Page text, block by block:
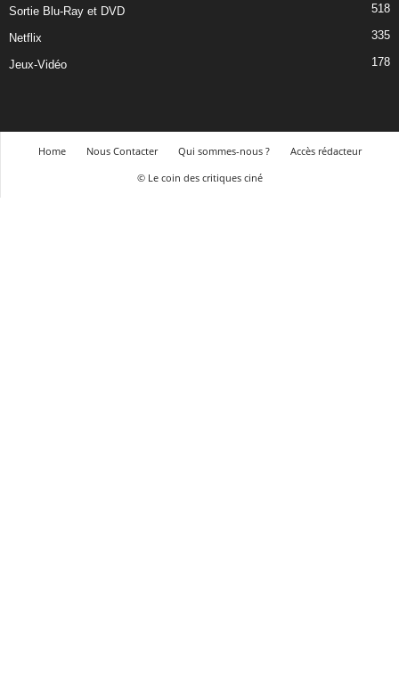
Sortie Blu-Ray et DVD 518
Netflix 335
Jeux-Vidéo 178
Home Nous Contacter Qui sommes-nous ?
Accès rédacteur
© Le coin des critiques ciné